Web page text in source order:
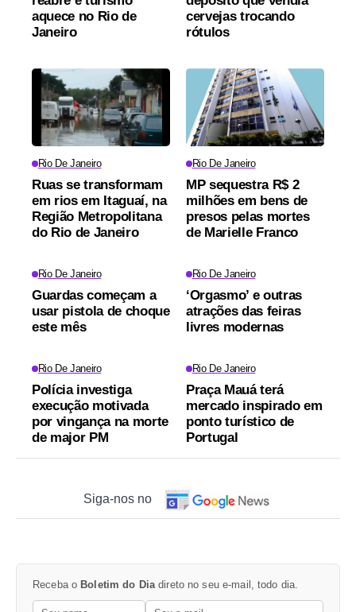
aquece no Rio de
Janeiro
cervejas trocando
rótulos
Rio De Janeiro
Ruas se transformam
em rios em Itaguaí, na
Região Metropolitana
do Rio de Janeiro
Rio De Janeiro
MP sequestra R$ 2
milhões em bens de
presos pelas mortes
de Marielle Franco
Rio De Janeiro
Guardas começam a
usar pistola de choque
este mês
Rio De Janeiro
‘Orgasmo’ e outras
atrações das feiras
livres modernas
Rio De Janeiro
Polícia investiga
execução motivada
por vingança na morte
de major PM
Rio De Janeiro
Praça Mauá terá
mercado inspirado em
ponto turístico de
Portugal
Siga-nos no
Receba o Boletim do Diadireto no seu e-mail, todo dia.